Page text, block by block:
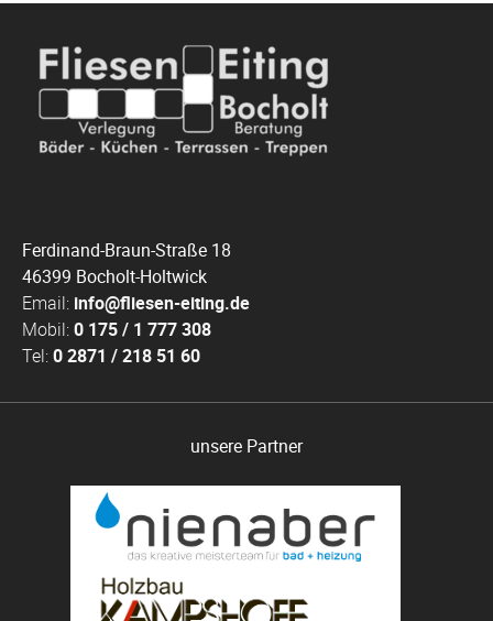
Ferdinand-Braun-Straße 18
46399 Bocholt-Holtwick
Email: info@fliesen-eiting.de
Mobil:0 175 / 1 777 308
Tel:0 2871 / 218 51 60
unsere Partner